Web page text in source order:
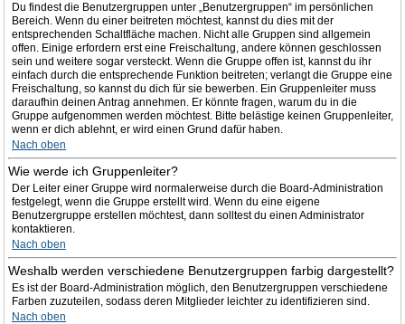
Du findest die Benutzergruppen unter „Benutzergruppen“ im persönlichen
Bereich. Wenn du einer beitreten möchtest, kannst du dies mit der
entsprechenden Schaltfläche machen. Nicht alle Gruppen sind allgemein
offen. Einige erfordern erst eine Freischaltung, andere können geschlossen
sein und weitere sogar versteckt. Wenn die Gruppe offen ist, kannst du ihr
einfach durch die entsprechende Funktion beitreten; verlangt die Gruppe eine
Freischaltung, so kannst du dich für sie bewerben. Ein Gruppenleiter muss
daraufhin deinen Antrag annehmen. Er könnte fragen, warum du in die
Gruppe aufgenommen werden möchtest. Bitte belästige keinen Gruppenleiter,
wenn er dich ablehnt, er wird einen Grund dafür haben.
Nach oben
Wie werde ich Gruppenleiter?
Der Leiter einer Gruppe wird normalerweise durch die Board-Administration
festgelegt, wenn die Gruppe erstellt wird. Wenn du eine eigene
Benutzergruppe erstellen möchtest, dann solltest du einen Administrator
kontaktieren.
Nach oben
Weshalb werden verschiedene Benutzergruppen farbig dargestellt?
Es ist der Board-Administration möglich, den Benutzergruppen verschiedene
Farben zuzuteilen, sodass deren Mitglieder leichter zu identifizieren sind.
Nach oben